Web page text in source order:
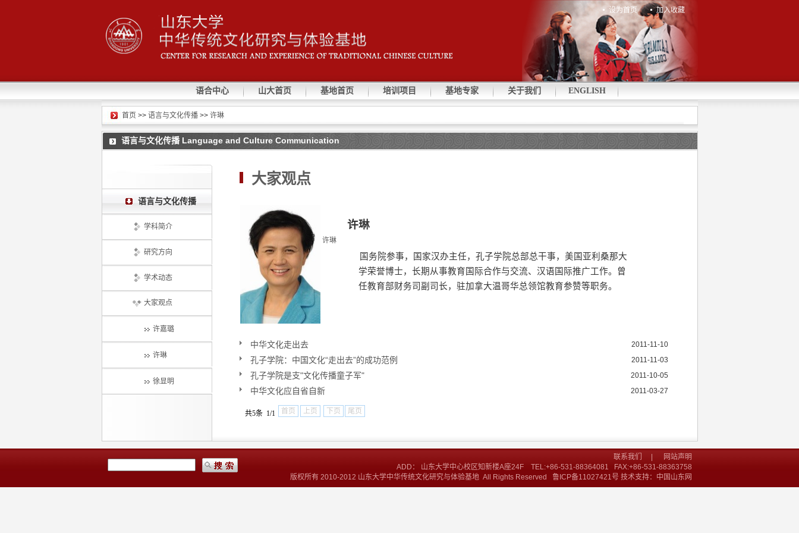
设为首页 加入收藏
语合中心 山大首页 基地首页 培训项目 基地专家 关于我们 ENGLISH
首页 >> 语言与文化传播>> 许琳
语言与文化传播 Language and Culture Communication
语言与文化传播
学科简介
研究方向
学术动态
大家观点
许嘉璐
许琳
徐显明
大家观点
许琳
许琳
国务院参事，国家汉办主任，孔子学院总部总干事，美国亚利桑那大
学荣誉博士，长期从事教育国际合作与交流、汉语国际推广工作。曾
任教育部财务司副司长，驻加拿大温哥华总领馆教育参赞等职务。
2011-11-10
中华文化走出去
2011-11-03
孔子学院：中国文化“走出去”的成功范例
2011-10-05
孔子学院是支"文化传播童子军"
2011-03-27
中华文化应自省自新
共5条 1/1 首页 上页 下页 尾页
联系我们
网站声明
ADD： 山东大学中心校区知新楼A座24F TEL:+86-531-88364081 FAX:+86-531-88363758
版权所有 2010-2012 山东大学中华传统文化研究与体验基地 All Rights Reserved 鲁ICP备11027421号 技术支持：中国山东网